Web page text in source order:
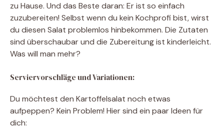
zu Hause. Und das Beste daran: Er ist so einfach
zuzubereiten! Selbst wenn du kein Kochprofi bist, wirst
du diesen Salat problemlos hinbekommen. Die Zutaten
sind überschaubar und die Zubereitung ist kinderleicht.
Was will man mehr?
Serviervorschläge und Variationen:
Du möchtest den Kartoffelsalat noch etwas
aufpeppen? Kein Problem! Hier sind ein paar Ideen für
dich: